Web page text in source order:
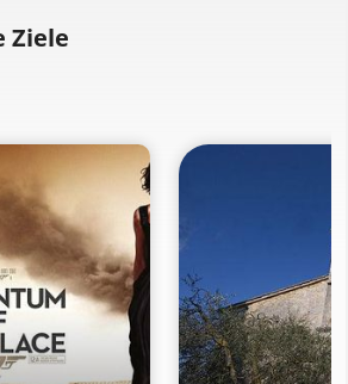
Ziele